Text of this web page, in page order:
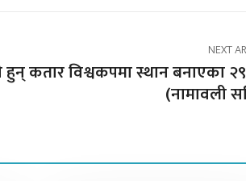
NEXT
हुन् कतार विश्वकपमा स्थान बनाएका २९
(नामावली